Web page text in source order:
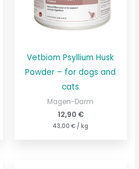
Vetbiom Psyllium Husk
Powder – for dogs and
cats
Magen-Darm
12,90 €
43,00€ / kg